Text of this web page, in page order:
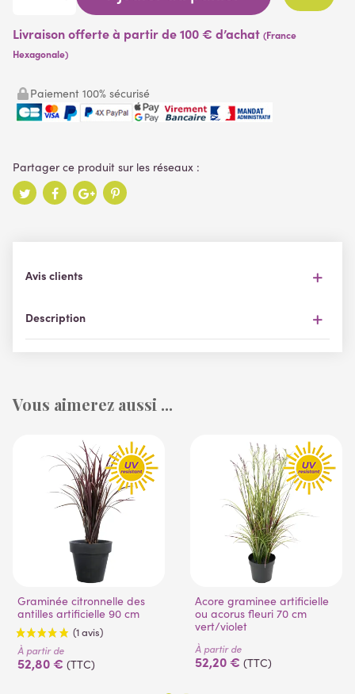
Livraison offerte à partir de 100 € d’achat (France
Hexagonale)
Paiement 100% sécurisé
Description
Avis clients
Vous aimerez aussi ...
Graminée citronnelle des
antilles artificielle 90 cm
À partir de
52,80 € (TTC)
Acore graminee artificielle
ou acorus fleuri 70 cm
vert/violet
À partir de
52,20 € (TTC)